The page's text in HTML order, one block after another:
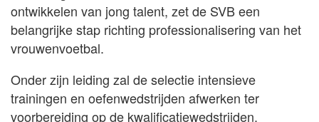
ontwikkelen van jong talent, zet de SVB een
belangrijke stap richting professionalisering van het
vrouwenvoetbal.
Onder zijn leiding zal de selectie intensieve
trainingen en oefenwedstrijden afwerken ter
voorbereiding op de kwalificatiewedstrijden.